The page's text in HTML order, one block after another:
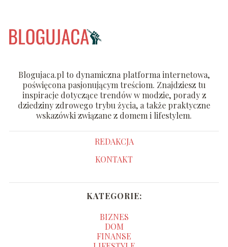
Blogujaca.pl to dynamiczna platforma internetowa,
poświęcona pasjonującym treściom. Znajdziesz tu
inspiracje dotyczące trendów w modzie, porady z
dziedziny zdrowego trybu życia, a także praktyczne
wskazówki związane z domem i lifestylem.
REDAKCJA
KONTAKT
KATEGORIE:
BIZNES
DOM
FINANSE